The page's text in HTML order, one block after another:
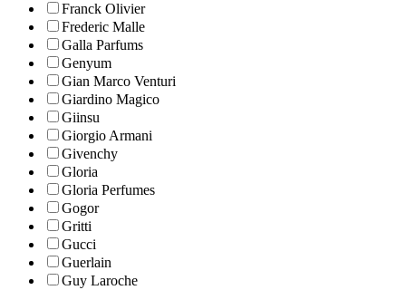
Franck Olivier
Frederic Malle
Galla Parfums
Genyum
Gian Marco Venturi
Giardino Magico
Giinsu
Giorgio Armani
Givenchy
Gloria
Gloria Perfumes
Gogor
Gritti
Gucci
Guerlain
Guy Laroche